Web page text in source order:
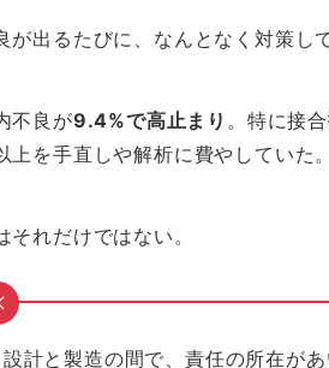
が出るたびに、なんとなく対策し
不良が9.4%で高止まり 。特に接
上を手直しや解析に費やしていた。
それだけではない。
設計と製造の間で、責任の所在が